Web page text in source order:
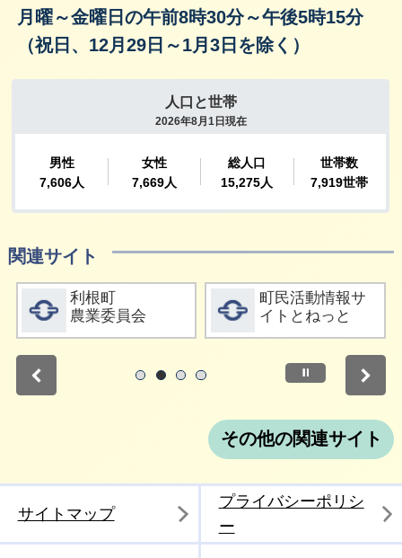
月曜～金曜日の午前8時30分～午後5時15分
（祝日、12月29日～1月3日を除く）
関連サイト
詳細をみる
利根町
農業委員会
詳細をみる
町民活動情報サ
イトとねっと
停止
その他の関連サイト
サイトマップ
プライバシーポリシ
ー